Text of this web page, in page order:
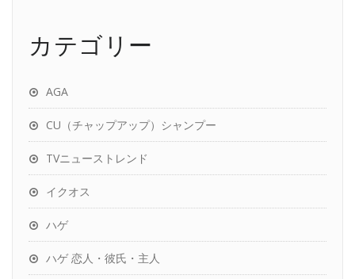
カテゴリー
AGA
CU（チャップアップ）シャンプー
TVニューストレンド
イクオス
ハゲ
ハゲ 恋人・彼氏・主人